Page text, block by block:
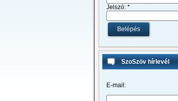
Jelszó: *
SzoSzöv hírlevél
E-mail: